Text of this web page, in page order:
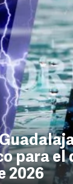
para el
2026